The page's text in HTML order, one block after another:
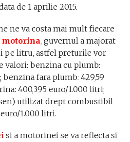
de 1 aprilie 2015.
ne va costa mai mult fiecare
motorina, guvernul a majorat
pe litru, astfel preturile vor
valori: benzina cu plumb:
benzina fara plumb: 429,59
400,395 euro/1.000 litri;
utilizat drept combustibil
1.000 litri.
si a motorinei se va reflecta si